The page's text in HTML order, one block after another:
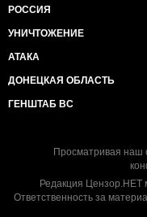
РОССИЯ
УНИЧТОЖЕНИЕ
АТАКА
ДОНЕЦКАЯ ОБЛАСТЬ
ГЕНШТАБ ВС
Просматривая наш
Редакция Цензор.НЕТ
Ответственность за